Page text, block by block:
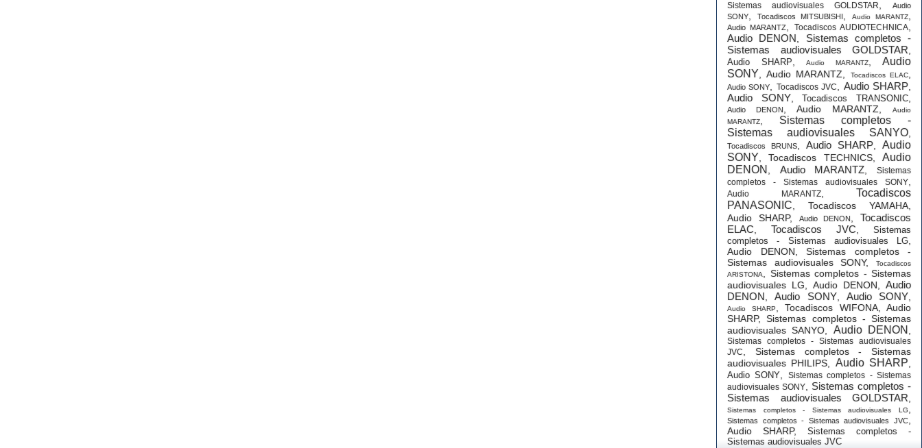
Sistemas audiovisuales GOLDSTAR
Audio
SONY
Tocadiscos MITSUBISHI Audio MARANTZ
Audio MARANTZ Tocadiscos AUDIOTECHNICA
Audio DENON
Sistemas completos -
Sistemas audiovisuales GOLDSTAR
Audio SHARP Audio MARANTZ, Audio
SONY
Audio MARANTZ Tocadiscos ELAC
Audio SONY Tocadiscos JVC Audio SHARP
Audio SONY,Tocadiscos TRANSONIC
Audio DENON Audio MARANTZ
Audio
MARANTZ
Sistemas completos -
Sistemas audiovisuales SANYO
Tocadiscos BRUNS Audio SHARP
Audio
SONY ,Tocadiscos TECHNICS,Audio
DENON
Audio MARANTZ ,Sistemas
completos - Sistemas audiovisuales SONY
Audio MARANTZ, Tocadiscos
PANASONIC
Tocadiscos YAMAHA
Audio SHARP, Audio DENON
Tocadiscos
ELAC
Tocadiscos JVC
Sistemas
completos - Sistemas audiovisuales LG
Audio DENON
Sistemas completos -
Sistemas audiovisuales SONY,Tocadiscos
ARISTONA
Sistemas completos - Sistemas
audiovisuales LG
Audio DENON
Audio
DENON ,Audio SONY, Audio SONY
Audio SHARP, Tocadiscos WIFONA, Audio
SHARP,Sistemas completos - Sistemas
audiovisuales SANYO
Audio DENON
Sistemas completos - Sistemas audiovisuales
JVC
Sistemas completos - Sistemas
audiovisuales PHILIPS
Audio SHARP
Audio SONY
Sistemas completos - Sistemas
audiovisuales SONY
Sistemas completos -
Sistemas audiovisuales GOLDSTAR
Sistemas completos - Sistemas audiovisuales LG
Sistemas completos - Sistemas audiovisuales JVC
Audio SHARP, Sistemas completos -
Sistemas audiovisuales JVC